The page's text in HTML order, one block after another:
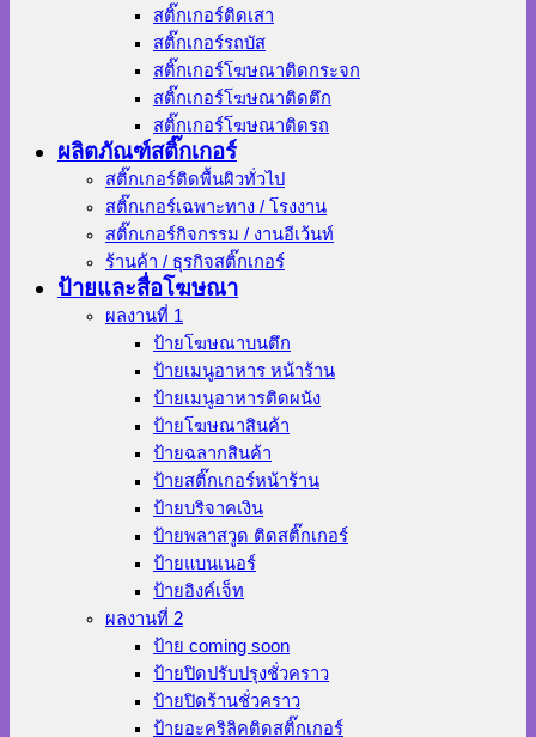
สติ๊กเกอร์ติดเสา
สติ๊กเกอร์รถบัส
สติ๊กเกอร์โฆษณาติดกระจก
สติ๊กเกอร์โฆษณาติดตึก
สติ๊กเกอร์โฆษณาติดรถ
ผลิตภัณฑ์สติ๊กเกอร์
สติ๊กเกอร์ติดพื้นผิวทั่วไป
สติ๊กเกอร์เฉพาะทาง / โรงงาน
สติ๊กเกอร์กิจกรรม / งานอีเว้นท์
ร้านค้า / ธุรกิจสติ๊กเกอร์
ป้ายและสื่อโฆษณา
ผลงานที่ 1
ป้ายโฆษณาบนตึก
ป้ายเมนูอาหาร หน้าร้าน
ป้ายเมนูอาหารติดผนัง
ป้ายโฆษณาสินค้า
ป้ายฉลากสินค้า
ป้ายสติ๊กเกอร์หน้าร้าน
ป้ายบริจาคเงิน
ป้ายพลาสวูด ติดสติ๊กเกอร์
ป้ายแบนเนอร์
ป้ายอิงค์เจ็ท
ผลงานที่ 2
ป้าย coming soon
ป้ายปิดปรับปรุงชั่วคราว
ป้ายปิดร้านชั่วคราว
ป้ายอะคริลิคติดสติ๊กเกอร์